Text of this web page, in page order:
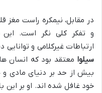
در مقابل، نیمکره راست مغز
و تفکر کلی نگر است. این
ارتباطات غیرکلامی و
سیلوا معتقد بود که انسان
بیش از حد بر دنیای مادی و
خود غافل شده اند. او بر این